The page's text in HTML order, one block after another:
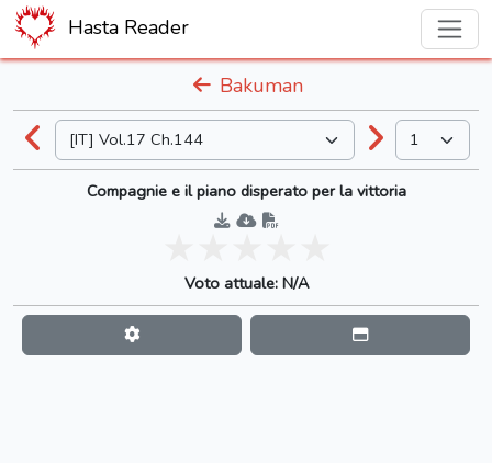
Hasta Reader
Bakuman
Compagnie e il piano disperato per la vittoria
Voto attuale: N/A